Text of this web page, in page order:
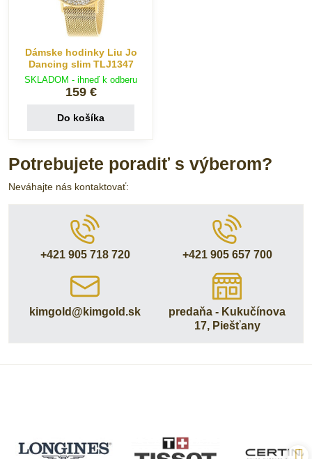
Dámske hodinky Liu Jo
Dancing slim TLJ1347
SKLADOM - ihneď k odberu
159 €
Do košíka
Potrebujete poradiť s výberom?
Neváhajte nás kontaktovať:
+421 905 718 720 +421 905 657 700
kimgold​@kimgold​.sk
predaňa - Kukučínova
17, Piešťany